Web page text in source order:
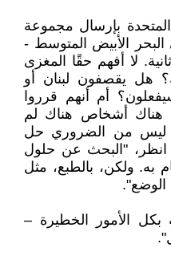
المتحدة بإرسال مجموعة
البحر الأبيض المتوسط -
لا أفهم حقًا المغزى
هل يقصفون لبنان أو
أم أنهم قرروا
أشخاص هناك لم
ليس من الضروري حل
انظر، "البحث عن حلول
به. ولكن، بالطبع، مثل
الوضع".
بكل الأمور الخطيرة –